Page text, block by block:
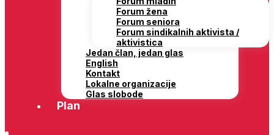
Forum žena
Forum seniora
Forum sindikalnih aktivista /
aktivistica
Jedan član, jedan glas
English
Kontakt
Lokalne organizacije
Glas slobode
Plan